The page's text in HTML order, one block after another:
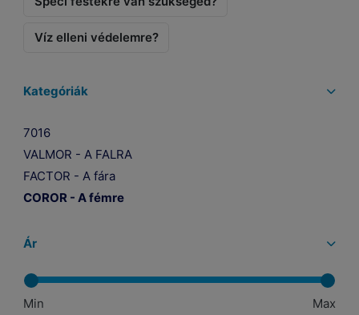
Víz elleni védelemre?
Kategóriák
7016
VALMOR - A FALRA
FACTOR - A fára
COROR - A fémre
Ár
Min
Max